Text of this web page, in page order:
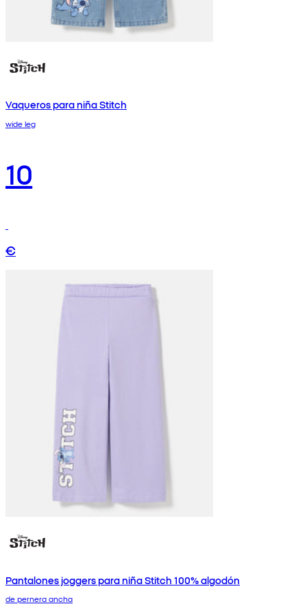
Vaqueros para niña Stitch
wide leg
10
€
Pantalones joggers para niña Stitch 100% algodón
de pernera ancha